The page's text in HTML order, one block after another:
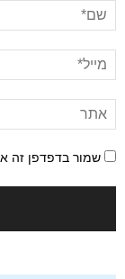
שמור בדפדפן זה